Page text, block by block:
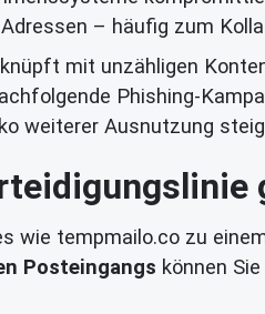
– häufig zum
mit unzähligen
Phishing-
weiterer Ausnutzung
wie tempmailo.co zu
Posteingangs können